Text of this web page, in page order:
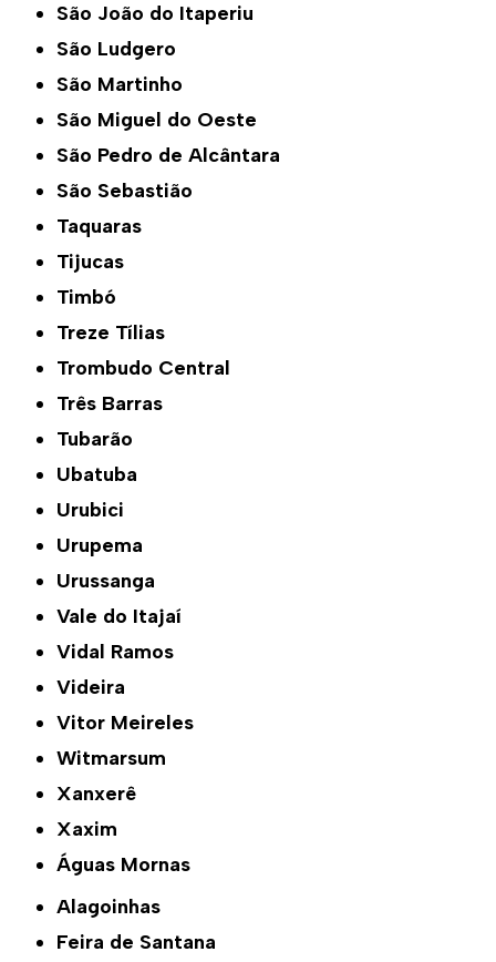
São João do Itaperiu
São Ludgero
São Martinho
São Miguel do Oeste
São Pedro de Alcântara
São Sebastião
Taquaras
Tijucas
Timbó
Treze Tílias
Trombudo Central
Três Barras
Tubarão
Ubatuba
Urubici
Urupema
Urussanga
Vale do Itajaí
Vidal Ramos
Videira
Vitor Meireles
Witmarsum
Xanxerê
Xaxim
Águas Mornas
Alagoinhas
Feira de Santana